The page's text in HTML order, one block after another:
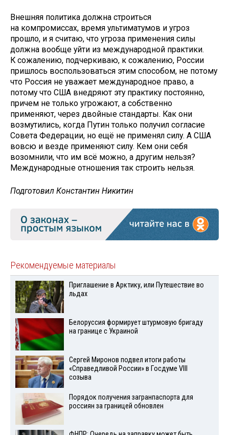
Внешняя политика должна строиться
на компромиссах, время ультиматумов и угроз
прошло, и я считаю, что угроза применения силы
должна вообще уйти из международной практики.
К сожалению, подчеркиваю, к сожалению, России
пришлось воспользоваться этим способом, не потому
что Россия не уважает международное право, а
потому что США внедряют эту практику постоянно,
причем не только угрожают, а собственно
применяют, через двойные стандарты. Как они
возмутились, когда Путин только получил согласие
Совета Федерации, но ещё не применял силу. А США
вовсю и везде применяют силу. Кем они себя
возомнили, что им всё можно, а другим нельзя?
Международные отношения так строить нельзя.
Подготовил Константин Никитин
Рекомендуемые материалы
Приглашение в Арктику, или Путешествие во
льдах
Белоруссия формирует штурмовую бригаду
на границе с Украиной
Сергей Миронов подвел итоги работы
«Справедливой России» в Госдуме VIII
созыва
Порядок получения загранпаспорта для
россиян за границей обновлен